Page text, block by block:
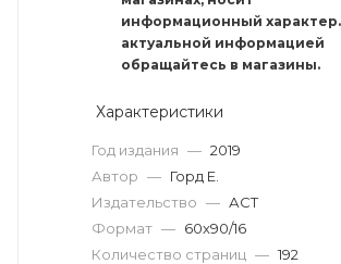
информационный характер.
актуальной информацией
обращайтесь в магазины.
Характеристики
Год издания — 2019
Автор — Горд Е.
Издательство — АСТ
Формат — 60x90/16
Количество страниц — 192